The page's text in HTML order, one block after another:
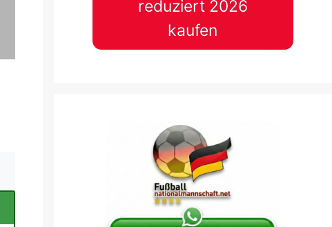
25 Feb. - 15:00 25 Feb. - 15:30
reduziert 2026
kaufen